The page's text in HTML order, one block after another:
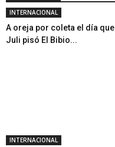
INTERNACIONAL
A oreja por coleta el día que
Juli pisó El Bibio...
INTERNACIONAL